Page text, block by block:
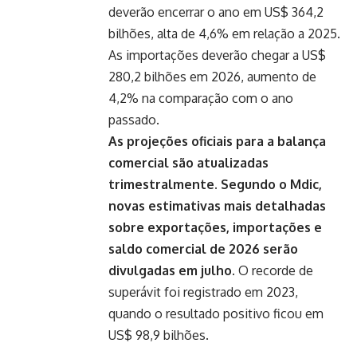
deverão encerrar o ano em US$ 364,2
bilhões, alta de 4,6% em relação a 2025.
As importações deverão chegar a US$
280,2 bilhões em 2026, aumento de
4,2% na comparação com o ano
passado.
As projeções oficiais para a balança
comercial são atualizadas
trimestralmente. Segundo o Mdic,
novas estimativas mais detalhadas
sobre exportações, importações e
saldo comercial de 2026 serão
divulgadas em julho. O recorde de
superávit foi registrado em 2023,
quando o resultado positivo ficou em
US$ 98,9 bilhões.